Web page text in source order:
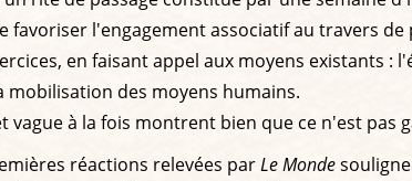
l'engagement associatif au travers
en faisant appel aux moyens existants :
des moyens humains.
à la fois montrent bien que ce n'est pas
réactions relevées parLe Monde